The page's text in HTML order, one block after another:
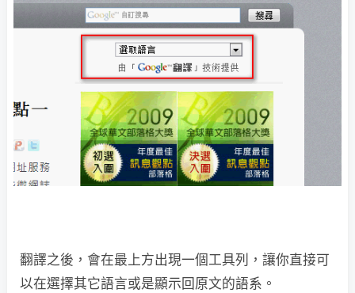
翻譯之後，會在最上方出現一個工具列，讓你直接可
以在選擇其它語言或是顯示回原文的語系。